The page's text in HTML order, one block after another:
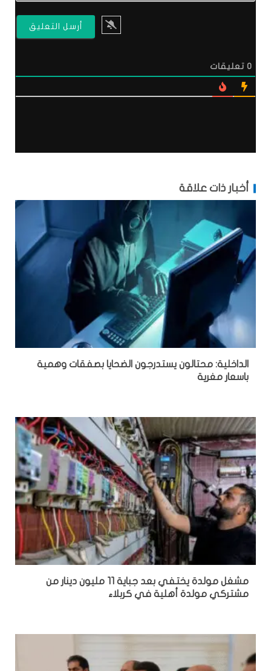
0 تعليقات
أخبار ذات علاقة
الداخلية: محتالون يستدرجون الضحايا بصفقات وهمية
باسعار مغرية
مشغل مولدة يختفي بعد جباية 11 مليون دينار من
مشتركي مولدة أهلية في كربلاء